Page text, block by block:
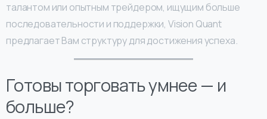
талантом или опытным трейдером, ищущим больше
последовательности и поддержки, Vision Quant
предлагает Вам структуру для достижения успеха.
Готовы торговать умнее — и
больше?